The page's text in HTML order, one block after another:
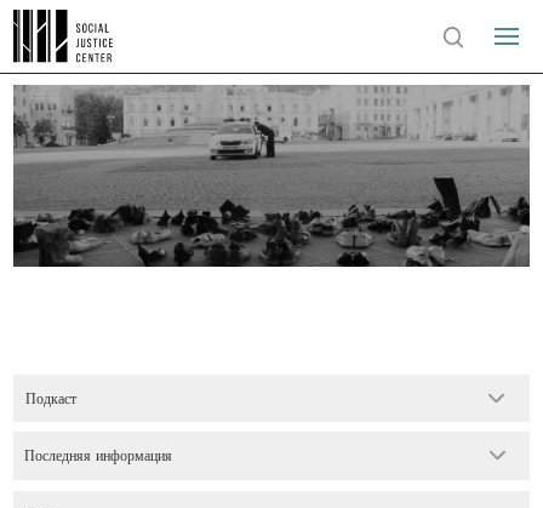
Подкаст
Последняя информация